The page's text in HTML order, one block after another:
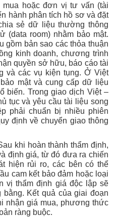
mua hoặc đơn vị tư vấn (tài
hành phân tích hồ sơ và đặt
sẻ dữ liệu thường thông
(data room) nhằm bảo mật.
gồm bản sao các thỏa thuận
kinh doanh, chương trình
quyền sở hữu, báo cáo tài
và các vụ kiện tụng. Ở Việt
mật và cung cấp dữ liệu
biến. Trong giao dịch Việt –
tục và yêu cầu tài liệu song
phải chuẩn bị nhiều phiên
định về chuyển giao thông
khi hoàn thành thẩm định,
định giá, từ đó đưa ra chiến
hiện rủi ro, các bên có thể
cam kết bảo đảm hoặc loại
vị thẩm định giá độc lập sẽ
Kết quả của giai đoạn
nhận giá mua, phương thức
ràng buộc.